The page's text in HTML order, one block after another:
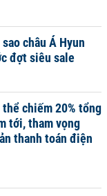
châu Á Hyun
đợt siêu sale
chiếm 20% tổng
tới, tham vọng
thanh toán điện